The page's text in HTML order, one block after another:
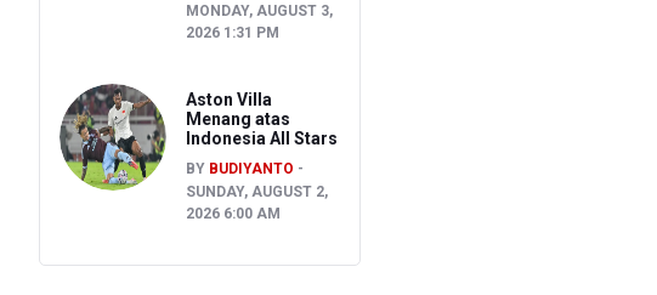
MONDAY, AUGUST 3,
2026 1:31 PM
Aston Villa
Menang atas
Indonesia All Stars
BY BUDIYANTO
SUNDAY, AUGUST 2,
2026 6:00 AM